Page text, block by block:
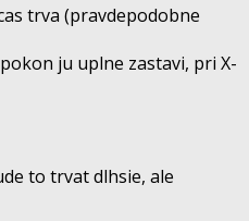
trva (pravdepodobne
ju uplne zastavi, pri X-
to trvat dlhsie, ale